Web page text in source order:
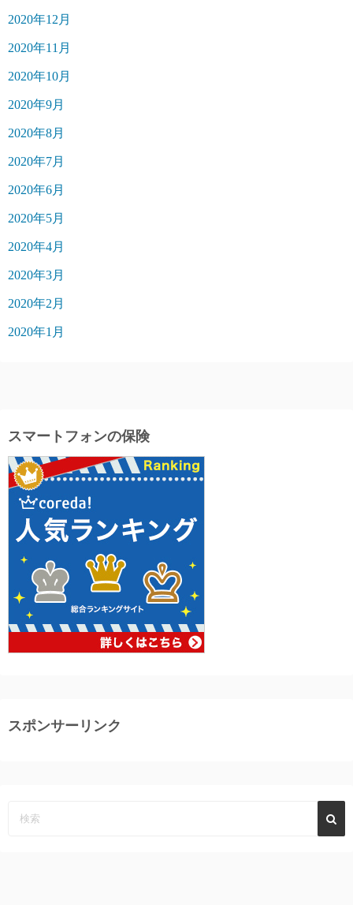
2020年12月
2020年11月
2020年10月
2020年9月
2020年8月
2020年7月
2020年6月
2020年5月
2020年4月
2020年3月
2020年2月
2020年1月
スマートフォンの保険
スポンサーリンク